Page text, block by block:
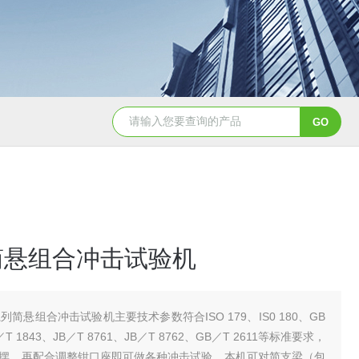
组合冲击试验机
简悬组合冲击试验机主要技术参数符合ISO 179、IS0 180、GB
T 1843、JB／T 8761、JB／T 8762、GB／T 2611等标准要求，